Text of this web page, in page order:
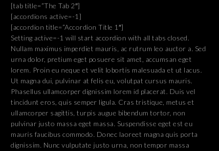
[tab title=”The Tab 2″]
[accordions active=-1]
[accordion title=”Accordion Title 1″]
Setting active=-1 will start accordion with all tabs closed.
Nullam maximus imperdiet mauris, ac rutrum leo auctor a. Sed
urna dolor, pretium eget posuere sit amet, accumsan eget
lorem. Proin eu neque et velit lobortis malesuada et ut lacus.
Ut magna dui, pulvinar at felis eu, volutpat cursus mauris.
Phasellus ullamcorper dignissim lorem id placerat. Duis vel
tincidunt eros, quis semper ligula. Cras tristique, metus et
ullamcorper sagittis, turpis augue bibendum tortor, non
pulvinar justo massa eget massa. Suspendisse eget est eu
mauris faucibus commodo. Donec laoreet magna quis porta
dignissim. Nunc vulputate justo urna, non tempor massa